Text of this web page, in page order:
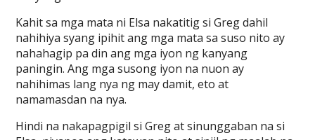
Kahit sa mga mata ni Elsa nakatitig si Greg dahil
nahihiya syang ipihit ang mga mata sa suso nito ay
nahahagip pa din ang mga iyon ng kanyang
paningin. Ang mga susong iyon na nuon ay
nahihimas lang nya ng may damit, eto at
namamasdan na nya.
Hindi na nakapagpigil si Greg at sinunggaban na si